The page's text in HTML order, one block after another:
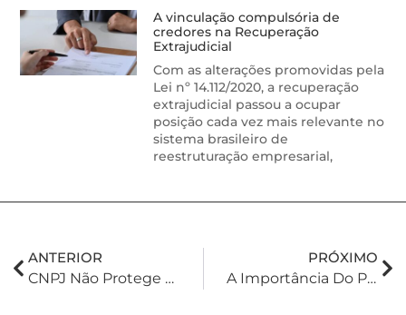
A vinculação compulsória de
credores na Recuperação
Extrajudicial
Com as alterações promovidas pela
Lei nº 14.112/2020, a recuperação
extrajudicial passou a ocupar
posição cada vez mais relevante no
sistema brasileiro de
reestruturação empresarial,
ANTERIOR
CNPJ Não Protege Sua Marca. Registre!
PRÓXIMO
A Importância Do Planejamento Tributário No Agronegócio